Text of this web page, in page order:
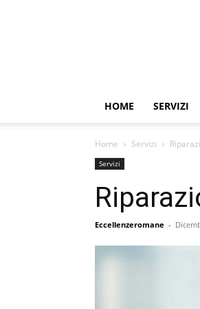
HOME SERVIZI
Home Servizi
Servizi
Eccellenzeromane -